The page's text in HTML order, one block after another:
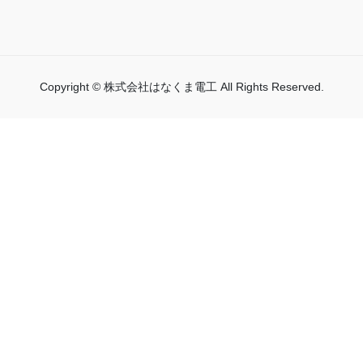
Copyright © 株式会社はなくま電工 All Rights Reserved.